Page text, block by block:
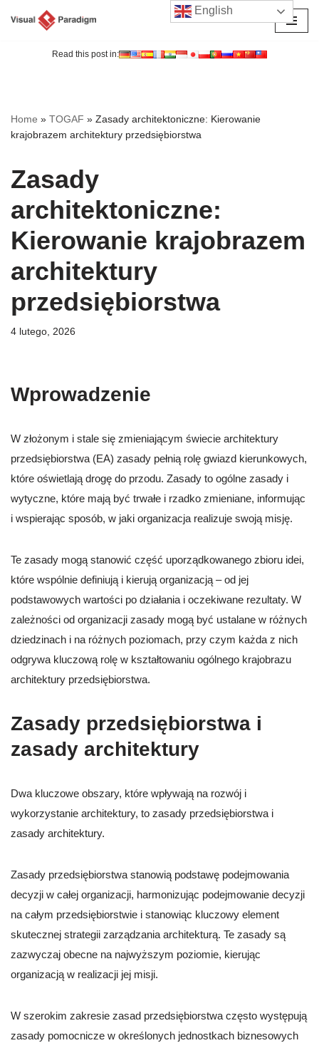
Read this post in:
Home » TOGAF » Zasady architektoniczne: Kierowanie
krajobrazem architektury przedsiębiorstwa
Zasady
architektoniczne:
Kierowanie krajobrazem
architektury
przedsiębiorstwa
4 lutego, 2026
Wprowadzenie
W złożonym i stale się zmieniającym świecie architektury
przedsiębiorstwa (EA) zasady pełnią rolę gwiazd kierunkowych,
które oświetlają drogę do przodu. Zasady to ogólne zasady i
wytyczne, które mają być trwałe i rzadko zmieniane, informując
i wspierając sposób, w jaki organizacja realizuje swoją misję.
Te zasady mogą stanowić część uporządkowanego zbioru idei,
które wspólnie definiują i kierują organizacją – od jej
podstawowych wartości po działania i oczekiwane rezultaty. W
zależności od organizacji zasady mogą być ustalane w różnych
dziedzinach i na różnych poziomach, przy czym każda z nich
odgrywa kluczową rolę w kształtowaniu ogólnego krajobrazu
architektury przedsiębiorstwa.
Zasady przedsiębiorstwa i
zasady architektury
Dwa kluczowe obszary, które wpływają na rozwój i
wykorzystanie architektury, to zasady przedsiębiorstwa i
zasady architektury.
Zasady przedsiębiorstwa stanowią podstawę podejmowania
decyzji w całej organizacji, harmonizując podejmowanie decyzji
na całym przedsiębiorstwie i stanowiąc kluczowy element
skutecznej strategii zarządzania architekturą. Te zasady są
zazwyczaj obecne na najwyższym poziomie, kierując
organizacją w realizacji jej misji.
W szerokim zakresie zasad przedsiębiorstwa często występują
zasady pomocnicze w określonych jednostkach biznesowych
English